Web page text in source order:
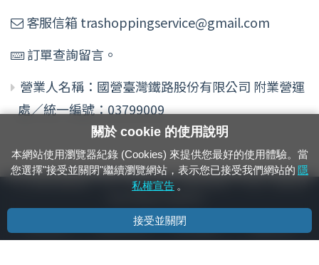
客服信箱 trashoppingservice@gmail.com
訂單查詢留言。
營業人名稱：國營臺灣鐵路股份有限公司 附業營運
處／統一編號：03799009
24小時緊急通報電話：1933（市話、手機，僅限發現軌道、平交道、橋樑及隧
資通安全政策 著作權聲明
關於 cookie 的使用說明
本網站使用瀏覽器紀錄 (Cookies) 來提供您最好的使用體驗。當
您選擇"接受並關閉"繼續瀏覽網站，表示您已接受我們網站的 隱
私權宣告 。
接受並關閉